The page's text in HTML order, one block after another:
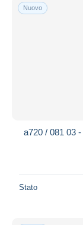
Nuovo
a720 / 081 03
Stato